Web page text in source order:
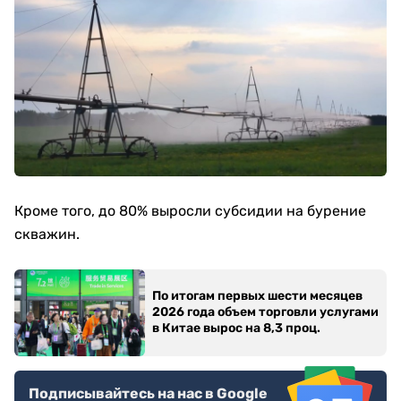
Кроме того, до 80% выросли субсидии на бурение
скважин.
По итогам первых шести месяцев
2026 года объем торговли услугами
в Китае вырос на 8,3 проц.
Подписывайтесь на нас в Google